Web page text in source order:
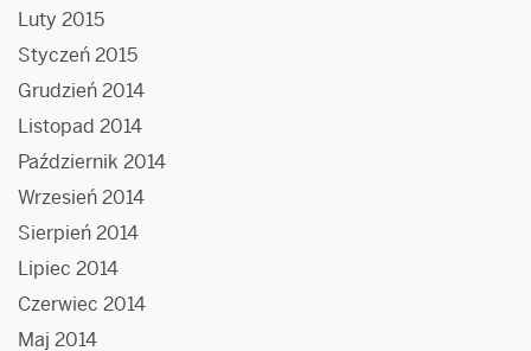
Luty 2015
Styczeń 2015
Grudzień 2014
Listopad 2014
Październik 2014
Wrzesień 2014
Sierpień 2014
Lipiec 2014
Czerwiec 2014
Maj 2014